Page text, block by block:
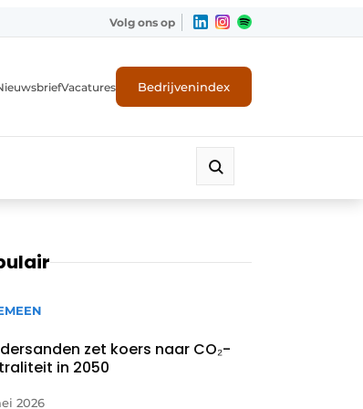
Volg ons op
Vacatures Bedrijvenindex
zet koers naar CO₂-
in 2050
2026